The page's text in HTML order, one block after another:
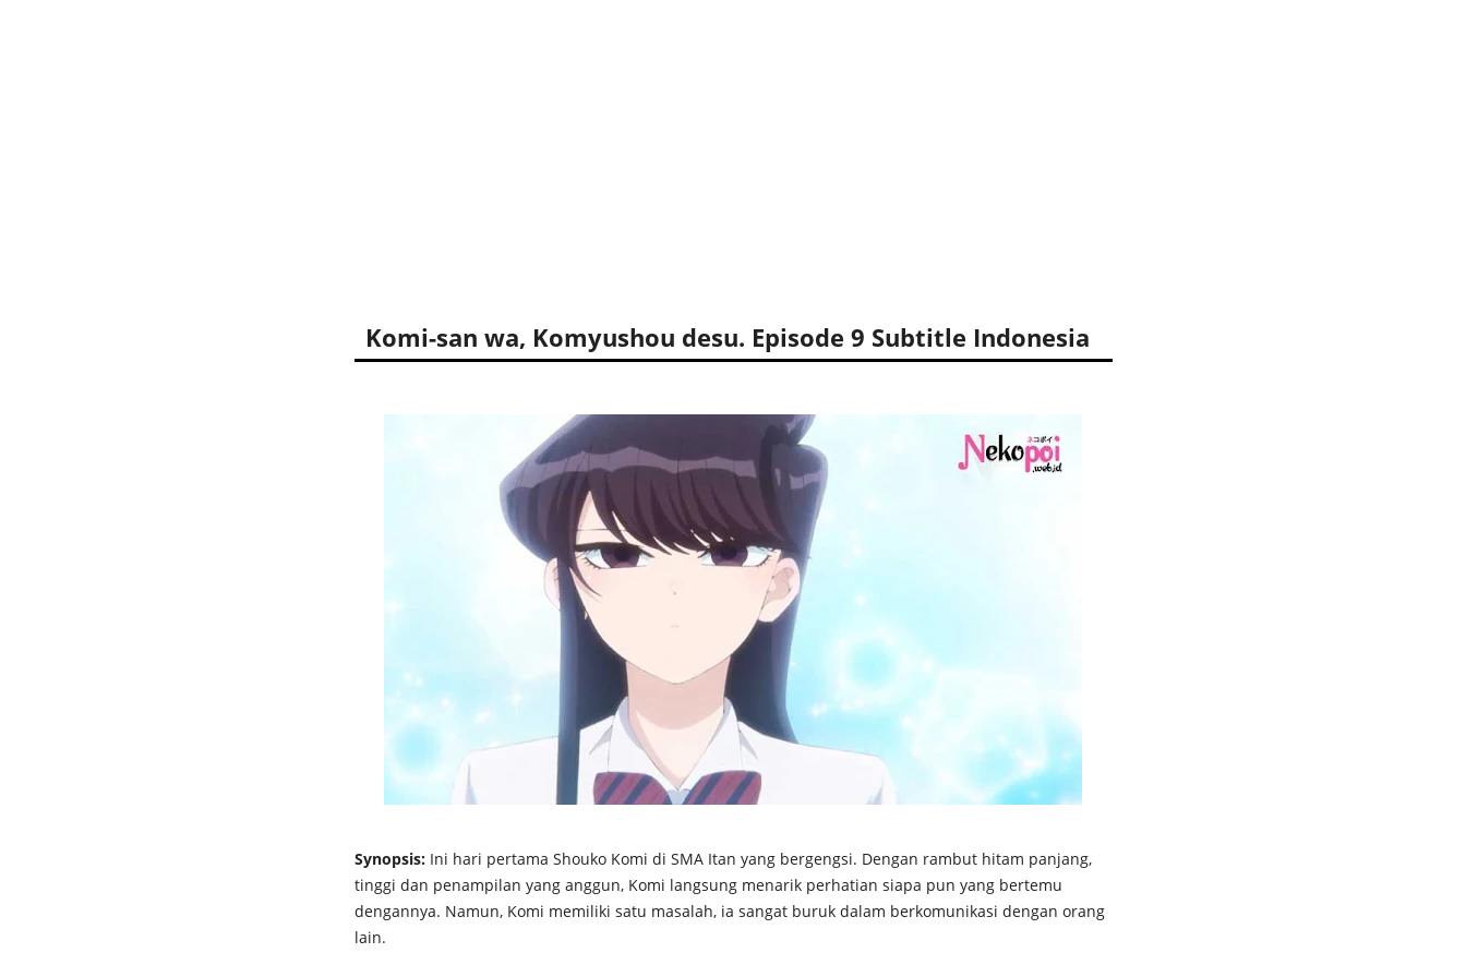
Komi-san wa, Komyushou desu. Episode 9 Subtitle Indonesia
Synopsis:Ini hari pertama Shouko Komi di SMA Itan yang bergengsi. Dengan rambut hitam panjang,
tinggi dan penampilan yang anggun, Komi langsung menarik perhatian siapa pun yang bertemu
dengannya. Namun, Komi memiliki satu masalah, ia sangat buruk dalam berkomunikasi dengan orang
lain.